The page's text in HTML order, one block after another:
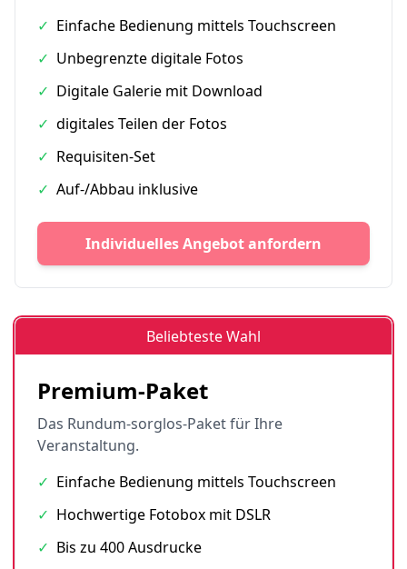
✓ Einfache Bedienung mittels Touchscreen
✓ Unbegrenzte digitale Fotos
✓ Digitale Galerie mit Download
✓ digitales Teilen der Fotos
✓ Requisiten-Set
✓ Auf-/Abbau inklusive
Individuelles Angebot anfordern
Beliebteste Wahl
Premium-Paket
Das Rundum-sorglos-Paket für Ihre
Veranstaltung.
✓ Einfache Bedienung mittels Touchscreen
✓ Hochwertige Fotobox mit DSLR
✓ Bis zu 400 Ausdrucke